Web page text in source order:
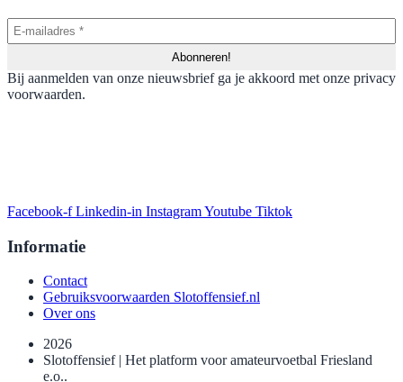
Bij aanmelden van onze nieuwsbrief ga je akkoord met onze privacy
voorwaarden.
Facebook-f Linkedin-in InstagramYoutube Tiktok
Informatie
Contact
Gebruiksvoorwaarden Slotoffensief.nl
Over ons
2026
Slotoffensief | Het platform voor amateurvoetbal Friesland
e.o..